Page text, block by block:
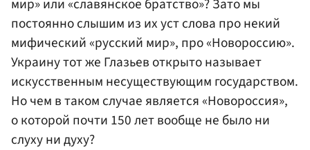
мир» или «славянское братство»? Зато мы
постоянно слышим из их уст слова про некий
мифический «русский мир», про «Новороссию».
Украину тот же Глазьев открыто называет
искусственным несуществующим государством.
Но чем в таком случае является «Новороссия»,
о которой почти 150 лет вообще не было ни
слуху ни духу?